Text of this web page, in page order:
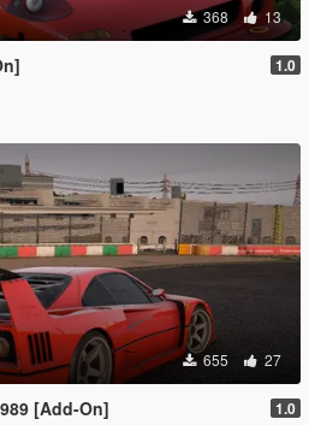
368 13
1.0
655 27
[Add-On] 1.0